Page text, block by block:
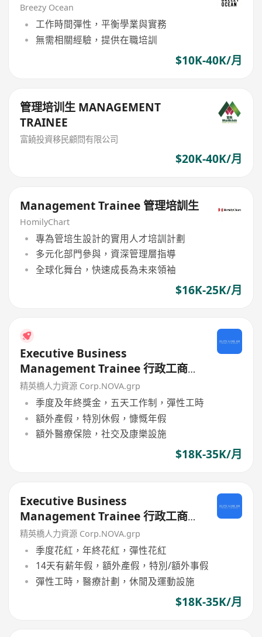
Breezy Ocean
工作時間彈性，平衡學業與實務
無需相關經驗，提供在職培訓
$10K-40K/月
管理培训生 MANAGEMENT
TRAINEE
富饒投資移民顧問有限公司
$20K-40K/月
Management Trainee 管理培訓生
HomilyChart
專為管培生設計的實用人才培訓計劃
多元化部門參與，資深管理層指導
全球化舞台，快速成長為未來領袖
$16K-25K/月
Executive Business
Management Trainee 行政工商管
理培訓生 (歡迎應屆畢業生/IANG)
精英橋人力資源 Corp.NOVA.grp
季度及年終獎金，五天工作制，彈性工時
額外產假，特別休假，慷慨年假
額外醫療保險，社交及康樂設施
$18K-35K/月
Executive Business
Management Trainee 行政工商管
理培訓生 (歡迎應屆畢業生/IANG)
精英橋人力資源 Corp.NOVA.grp
季度花紅，年終花紅，彈性花紅
14天有薪年假，額外產假，特別/額外事假
彈性工時，醫療計劃，休閒及運動設施
$18K-35K/月